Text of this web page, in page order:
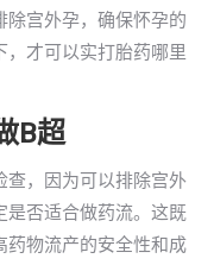
除宫外孕，确保怀孕的
，才可以实打胎药哪里
B超
查，因为可以排除宫外
是否适合做药流。这既
药物流产的安全性和成